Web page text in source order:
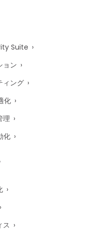
Suite
ョン
ィング
化
理
化
ス